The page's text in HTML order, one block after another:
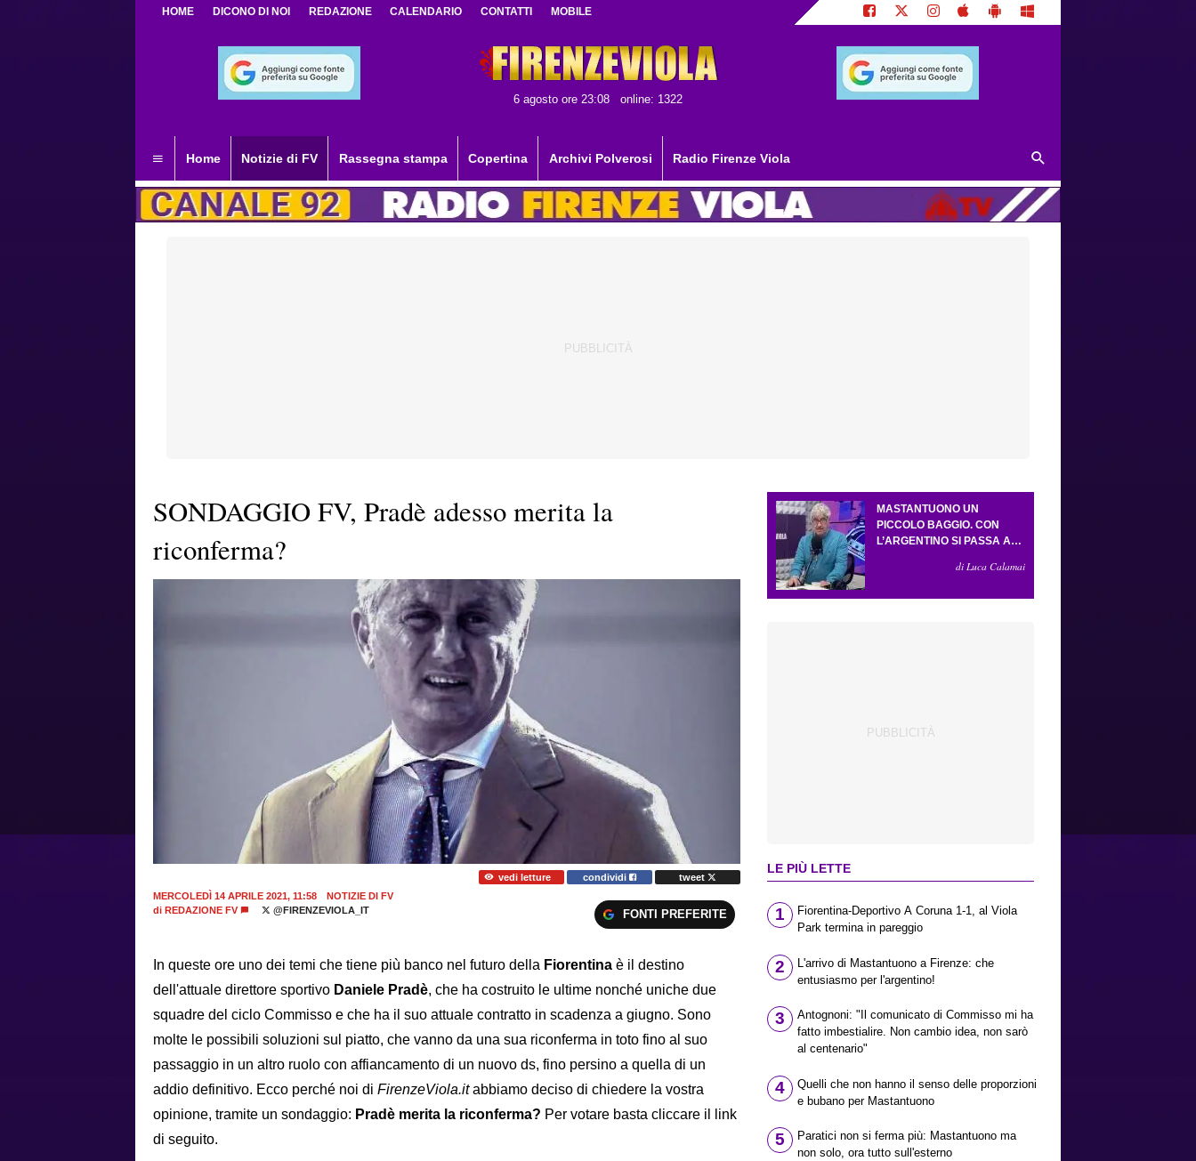
HOME DICONO DI NOI REDAZIONE CALENDARIO CONTATTI MOBILE
6 agosto ore 23:08 online: 1322
Home Notizie di FV Rassegna stampa Copertina Archivi Polverosi Radio Firenze Viola
SONDAGGIO FV, Pradè adesso merita la
riconferma?
vedi letture condividi
tweet
MERCOLEDÌ 14 APRILE 2021, 11:58
NOTIZIE DI FV
di REDAZIONE FV @FIRENZEVIOLA_IT FONTI PREFERITE
In queste ore uno dei temi che tiene più banco nel futuro della Fiorentina è il destino
dell'attuale direttore sportivo Daniele Pradè, che ha costruito le ultime nonché uniche due
squadre del ciclo Commisso e che ha il suo attuale contratto in scadenza a giugno. Sono
molte le possibili soluzioni sul piatto, che vanno da una sua riconferma in toto fino al suo
passaggio in un altro ruolo con affiancamento di un nuovo ds, fino persino a quella di un
addio definitivo. Ecco perché noi di FirenzeViola.itabbiamo deciso di chiedere la vostra
opinione, tramite un sondaggio: Pradè merita la riconferma? Per votare basta cliccare il link
di seguito.
MASTANTUONO UN
PICCOLO BAGGIO. CON
L’ARGENTINO SI PASSA AL
L’AMICHEVOLE CON IL
di Luca Calamai
LE PIÙ LETTE
1
Fiorentina-Deportivo A Coruna 1-1, al Viola
Park termina in pareggio
2
L'arrivo di Mastantuono a Firenze: che
entusiasmo per l'argentino!
3
Antognoni: "Il comunicato di Commisso mi ha
fatto imbestialire. Non cambio idea, non sarò
al centenario"
4
Quelli che non hanno il senso delle proporzioni
e bubano per Mastantuono
5
Paratici non si ferma più: Mastantuono ma
non solo, ora tutto sull'esterno